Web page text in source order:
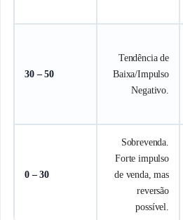
30 – 50
Tendência de
Baixa/Impulso
Negativo.
0 – 30
Sobrevenda.
Forte impulso
de venda, mas
reversão
possível.